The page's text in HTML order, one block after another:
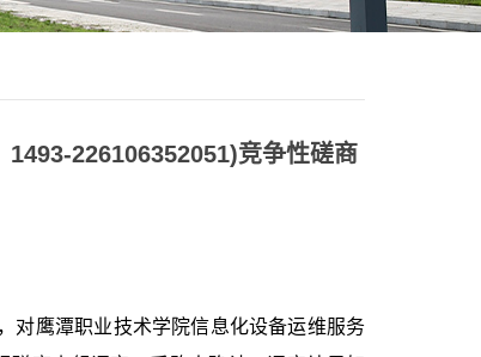
226106352051)竞争性磋商
对鹰潭职业技术学院信息化设备运维服务